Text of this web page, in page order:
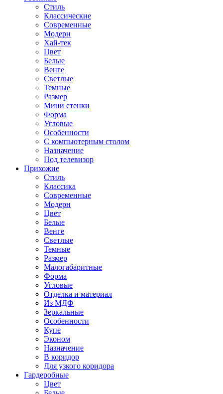
Стиль
Классические
Современные
Модерн
Хай-тек
Цвет
Белые
Венге
Светлые
Темные
Размер
Мини стенки
Форма
Угловые
Особенности
С компьютерным столом
Назначение
Под телевизор
Прихожие
Стиль
Классика
Современные
Модерн
Цвет
Белые
Венге
Светлые
Темные
Размер
Малогабаритные
Форма
Угловые
Отделка и материал
Из МДФ
Зеркальные
Особенности
Купе
Эконом
Назначение
В коридор
Для узкого коридора
Гардеробные
Цвет